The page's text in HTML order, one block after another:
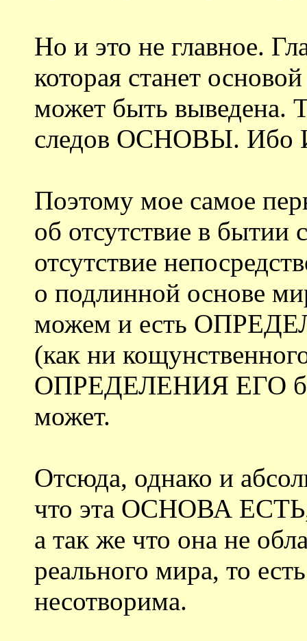
Но и это не главное.
которая станет
может быть выведена.
следов ОСНОВЫ.
Поэтому мое самое
об отсутствие в бытии
отсутствие
о подлинной основе
можем и есть
(как ни
ОПРЕДЕЛЕНИЯ ЕГО
может.
Отсюда, однако и
что эта ОСНОВА ЕСТЬ,
а так же что она не
реального мира, то
несотворима.